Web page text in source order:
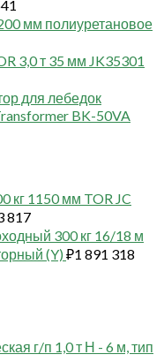
мм полиуретановое
3,0 т 35 мм JK35301
для лебедок
BK-50VA
кг 1150 мм TOR JC
817
300 кг 16/18 м
(Y) ₽1 891 318
г/п 1,0 т Н - 6 м, тип